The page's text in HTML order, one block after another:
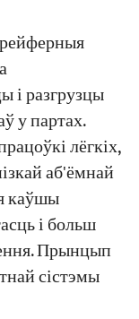
і разгрузцы
у партах.
лёгкіх,
аб'ёмнай
каўшы
і больш
Прынцып
сістэмы